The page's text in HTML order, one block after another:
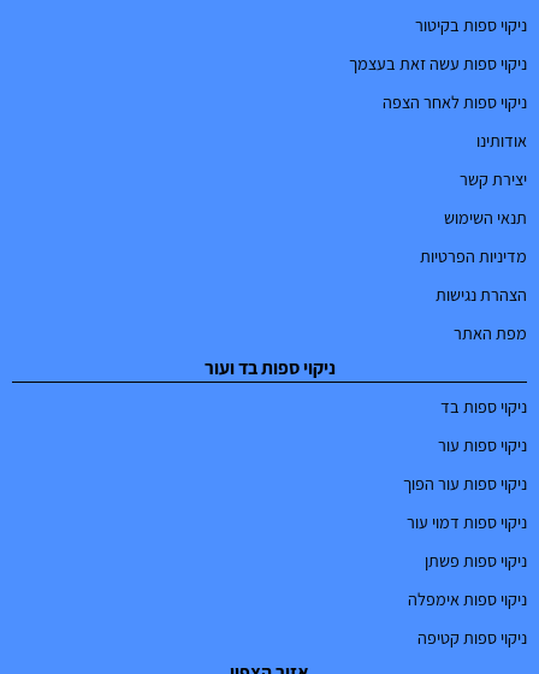
ניקוי ספות בקיטור
ניקוי ספות עשה זאת בעצמך
ניקוי ספות לאחר הצפה
אודותינו
יצירת קשר
תנאי השימוש
מדיניות הפרטיות
הצהרת נגישות
מפת האתר
ניקוי ספות בד ועור
ניקוי ספות בד
ניקוי ספות עור
ניקוי ספות עור הפוך
ניקוי ספות דמוי עור
ניקוי ספות פשתן
ניקוי ספות אימפלה
ניקוי ספות קטיפה